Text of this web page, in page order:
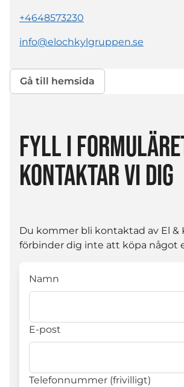
+4648573230
info@elochkylgruppen.se
Gå till hemsida
FYLL I
KONTAKTAR VI DIG
Du kommer bli kontaktad av El &
förbinder dig inte att köpa något
Namn
E-post
Telefonnummer (frivilligt)